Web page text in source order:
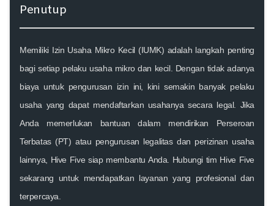
Penutup
Memiliki Izin Usaha Mikro Kecil (IUMK) adalah langkah penting
bagi setiap pelaku usaha mikro dan kecil. Dengan tidak adanya
biaya untuk pengurusan izin ini, kini semakin banyak pelaku
usaha yang dapat mendaftarkan usahanya secara legal. Jika
Anda memerlukan bantuan dalam mendirikan Perseroan
Terbatas (PT) atau pengurusan legalitas dan perizinan usaha
lainnya, Hive Five siap membantu Anda. Hubungi tim Hive Five
sekarang untuk mendapatkan layanan yang profesional dan
terpercaya.